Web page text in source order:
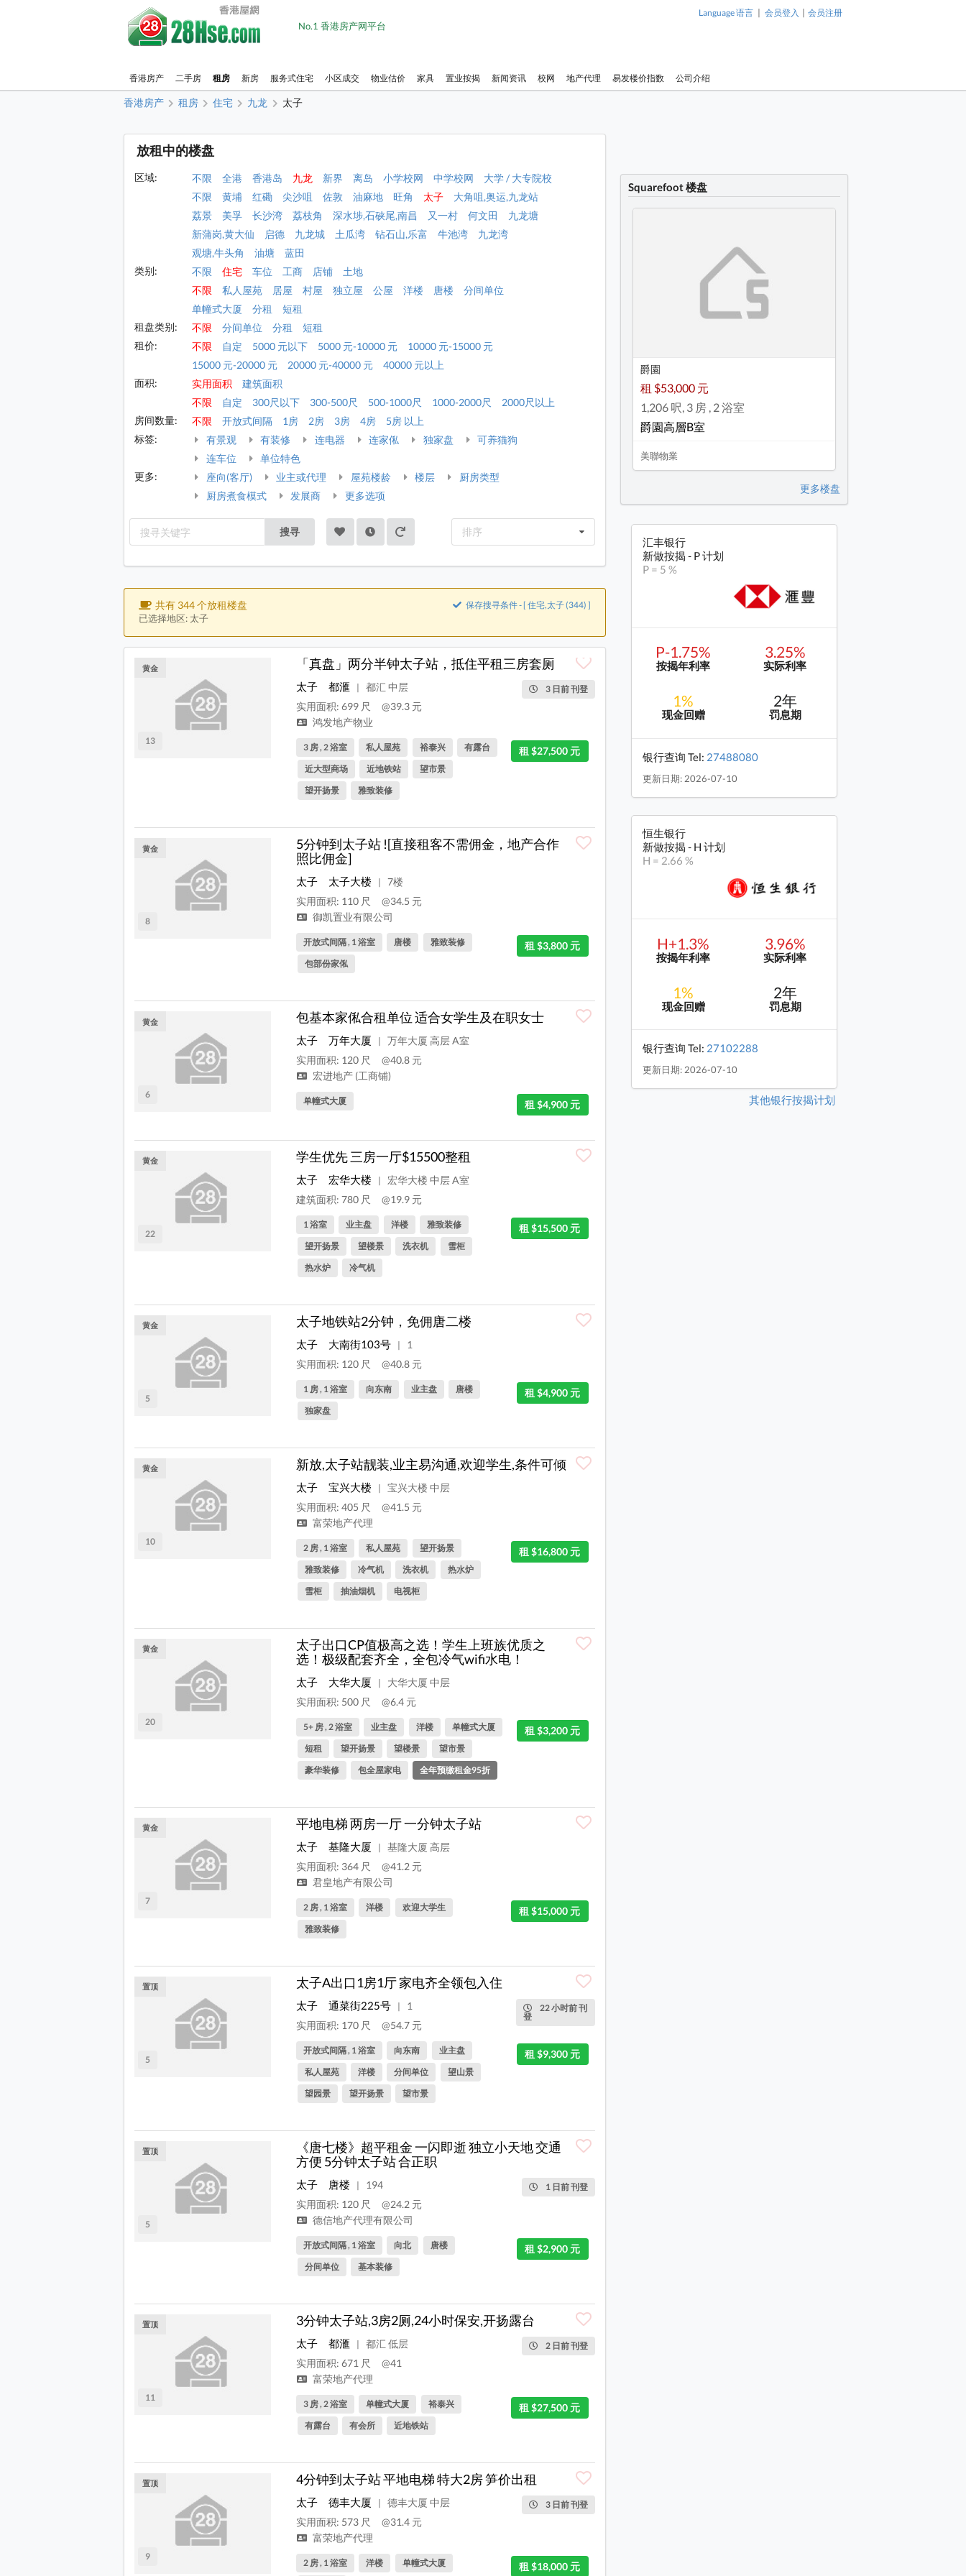
No.1 香港房产网平台
Language 语言 | 会员登入 | 会员注册
香港房产 二手房 租房 新房 服务式住宅 小区成交 物业估价 家具 置业按揭 新闻资讯 校网 地产代理 易发楼价指数 公司介绍
香港房产 租房 住宅 九龙 太子
放租中的楼盘
区域: 不限 全港 香港岛 九龙 新界 离岛 小学校网 中学校网
大学 / 大专院校
不限
黄埔 红磡 尖沙咀 佐敦 油麻地 旺角 太子
大角咀,奥运,九龙站
荔景
美孚 长沙湾 荔枝角 深水埗,石硖尾,南昌 又一村 何文田
九龙塘
新蒲岗,黄大仙
启德 九龙城 土瓜湾 钻石山,乐富 牛池湾
九龙湾
观塘,牛头角
油塘
蓝田
类别:
不限 住宅 车位 工商 店铺
土地
不限
私人屋苑 居屋 村屋 独立屋 公屋 洋楼 唐楼
分间单位
单幢式大厦
分租
短租
租盘类别:
不限 分间单位 分租
短租
租价:
不限 自定 5000 元以下 5000 元-10000 元
10000 元-15000 元
15000 元-20000 元
20000 元-40000 元
40000 元以上
面积:
实用面积
建筑面积
不限
自定 300尺以下 300-500尺 500-1000尺 1000-2000尺
2000尺以上
房间数量:
不限 开放式间隔 1房 2房 3房 4房
5房 以上
标签:
有景观 有装修 连电器 连家俬 独家盘
可养猫狗
连车位
单位特色
更多:
座向(客厅) 业主或代理 屋苑楼龄 楼层
厨房类型
厨房煮食模式
发展商 更多选项
搜寻 排序
共有 344 个放租楼盘
已选择地区: 太子
保存搜寻条件 - [ 住宅,太子 (344) ]
13
黄金 「真盘」两分半钟太子站，抵住平租三房套厕
3 日前 刊登
太子 都滙 |
都汇 中层
实用面积: 699 尺
@39.3 元
鸿发地产物业
租 $27,500 元
3 房 , 2 浴室 私人屋苑 裕泰兴
有露台
近大型商场
近地铁站
望市景
望开扬景
雅致装修
8
黄金
5分钟到太子站 ![直接租客不需佣金，地产合作
照比佣金]
太子 太子大楼 |
7楼
实用面积: 110 尺
@34.5 元
御凯置业有限公司
租 $3,800 元
开放式间隔 , 1 浴室 唐楼
雅致装修
包部份家俬
6
黄金 包基本家俬合租单位 适合女学生及在职女士
太子 万年大厦 |
万年大厦 高层 A室
实用面积: 120 尺
@40.8 元
宏进地产 (工商铺)
租 $4,900 元
单幢式大厦
22
黄金 学生优先 三房一厅$15500整租
太子 宏华大楼 |
宏华大楼 中层 A室
建筑面积: 780 尺
@19.9 元
租 $15,500 元
1 浴室 业主盘 洋楼
雅致装修
望开扬景
望楼景 洗衣机
雪柜
热水炉
冷气机
5
黄金 太子地铁站2分钟，免佣唐二楼
太子 大南街103号 |
1
实用面积: 120 尺
@40.8 元
租 $4,900 元
1 房 , 1 浴室 向东南 业主盘
唐楼
独家盘
10
黄金 新放,太子站靓装,业主易沟通,欢迎学生,条件可倾
太子 宝兴大楼 |
宝兴大楼 中层
实用面积: 405 尺
@41.5 元
富荣地产代理
租 $16,800 元
2 房 , 1 浴室 私人屋苑
望开扬景
雅致装修
冷气机 洗衣机
热水炉
雪柜
抽油烟机 电视柜
20
黄金
太子出口CP值极高之选！学生上班族优质之
选！极级配套齐全，全包冷气wifi水电！
太子 大华大厦 |
大华大厦 中层
实用面积: 500 尺
@6.4 元
租 $3,200 元
5+ 房 , 2 浴室 业主盘 洋楼
单幢式大厦
短租
望开扬景 望楼景
望市景
豪华装修
包全屋家电 全年预缴租金95折
7
黄金 平地电梯 两房一厅 一分钟太子站
太子 基隆大厦 |
基隆大厦 高层
实用面积: 364 尺
@41.2 元
君皇地产有限公司
租 $15,000 元
2 房 , 1 浴室 洋楼
欢迎大学生
雅致装修
5
置顶 太子A出口1房1厅 家电齐全领包入住
22 小时前 刊
登
太子 通菜街225号 |
1
实用面积: 170 尺
@54.7 元
租 $9,300 元
开放式间隔 , 1 浴室 向东南
业主盘
私人屋苑
洋楼 分间单位
望山景
望园景
望开扬景 望市景
5
置顶
《唐七楼》超平租金 一闪即逝 独立小天地 交通
方便 5分钟太子站 合正职
1 日前 刊登
太子 唐楼 |
194
实用面积: 120 尺
@24.2 元
德信地产代理有限公司
租 $2,900 元
开放式间隔 , 1 浴室 向北
唐楼
分间单位
基本装修
11
置顶 3分钟太子站,3房2厕,24小时保安,开扬露台
2 日前 刊登
太子 都滙 |
都汇 低层
实用面积: 671 尺
@41
富荣地产代理
租 $27,500 元
3 房 , 2 浴室 单幢式大厦
裕泰兴
有露台
有会所 近地铁站
9
置顶 4分钟到太子站 平地电梯 特大2房 笋价出租
3 日前 刊登
太子 德丰大厦 |
德丰大厦 中层
实用面积: 573 尺
@31.4 元
富荣地产代理
租 $18,000 元
2 房 , 1 浴室 洋楼 单幢式大厦
Squarefoot 楼盘
爵園
租 $53,000 元
1,206 呎, 3 房 , 2 浴室
爵園高層B室
美聯物業
更多楼盘
汇丰银行
新做按揭 - P 计划
P = 5 %
P-1.75%
按揭年利率
3.25%
实际利率
1%
现金回赠
2年
罚息期
银行查询 Tel: 27488080
更新日期: 2026-07-10
恒生银行
新做按揭 - H 计划
H = 2.66 %
H+1.3%
按揭年利率
3.96%
实际利率
1%
现金回赠
2年
罚息期
银行查询 Tel: 27102288
更新日期: 2026-07-10
其他银行按揭计划